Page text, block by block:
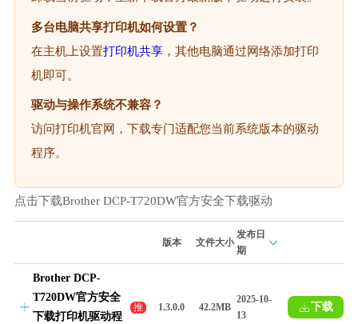
多台电脑共享打印机如何设置？
在主机上设置打印机共享，其他电脑通过网络添加打印
机即可。
驱动与操作系统不兼容？
访问打印机官网，下载专门适配您当前系统版本的驱动
程序。
点击下载Brother DCP-T720DW官方安全下载驱动
版本 文件大小
发布日
期
Brother DCP-
T720DW官方安全
下载打印机驱动程
推
荐
1.3.0.0 42.2MB
2025-10-
13
下载